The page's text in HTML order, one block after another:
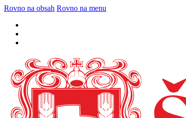
Rovno na obsah Rovno na menu